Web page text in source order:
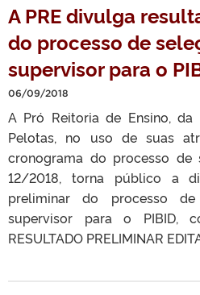
A PRE divulga
do processo de
supervisor para o
06/09/2018
A Pró Reitoria de Ensino, da
Pelotas, no uso de suas
cronograma do processo de
12/2018, torna público a
preliminar do processo
supervisor para o PIBID,
RESULTADO PRELIMINAR